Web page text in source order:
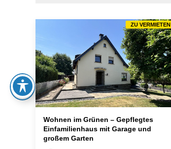
Wohnen im Grünen – Gepflegtes
Einfamilienhaus mit Garage und
großem Garten
ZU VERMIETEN